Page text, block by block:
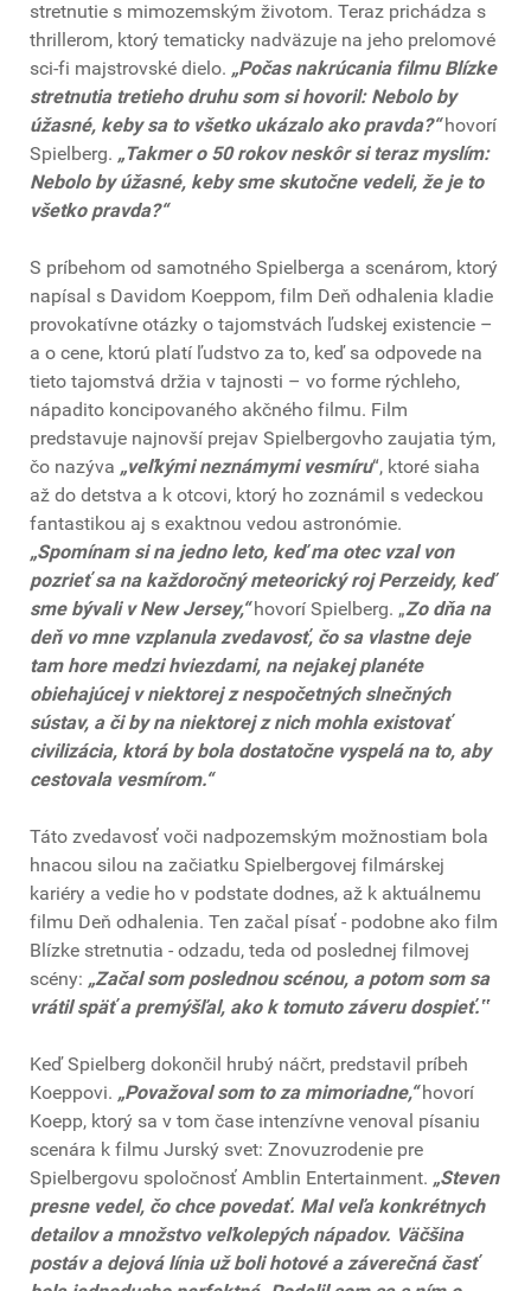
stretnutie s mimozemským životom. Teraz prichádza s
thrillerom, ktorý tematicky nadväzuje na jeho prelomové
sci-fi majstrovské dielo. „Počas nakrúcania filmu Blízke
stretnutia tretieho druhu som si hovoril: Nebolo by
úžasné, keby sa to všetko ukázalo ako pravda?“hovorí
Spielberg. „Takmer o 50 rokov neskôr si teraz myslím:
Nebolo by úžasné, keby sme skutočne vedeli, že je to
všetko pravda?“
S príbehom od samotného Spielberga a scenárom, ktorý
napísal s Davidom Koeppom, film Deň odhalenia kladie
provokatívne otázky o tajomstvách ľudskej existencie –
a o cene, ktorú platí ľudstvo za to, keď sa odpovede na
tieto tajomstvá držia v tajnosti – vo forme rýchleho,
nápadito koncipovaného akčného filmu. Film
predstavuje najnovší prejav Spielbergovho zaujatia tým,
čo nazýva „veľkými neznámymi vesmíru“, ktoré siaha
až do detstva a k otcovi, ktorý ho zoznámil s vedeckou
fantastikou aj s exaktnou vedou astronómie.
„Spomínam si na jedno leto, keď ma otec vzal von
pozrieť sa na každoročný meteorický roj Perzeidy, keď
sme bývali v New Jersey,“hovorí Spielberg. „Zo dňa na
deň vo mne vzplanula zvedavosť, čo sa vlastne deje
tam hore medzi hviezdami, na nejakej planéte
obiehajúcej v niektorej z nespočetných slnečných
sústav, a či by na niektorej z nich mohla existovať
civilizácia, ktorá by bola dostatočne vyspelá na to, aby
cestovala vesmírom.“
Táto zvedavosť voči nadpozemským možnostiam bola
hnacou silou na začiatku Spielbergovej filmárskej
kariéry a vedie ho v podstate dodnes, až k aktuálnemu
filmu Deň odhalenia. Ten začal písať - podobne ako film
Blízke stretnutia - odzadu, teda od poslednej filmovej
scény: „Začal som poslednou scénou, a potom som sa
vrátil späť a premýšľal, ako k tomuto záveru dospieť.‟
Keď Spielberg dokončil hrubý náčrt, predstavil príbeh
Koeppovi. „Považoval som to za mimoriadne,“hovorí
Koepp, ktorý sa v tom čase intenzívne venoval písaniu
scenára k filmu Jurský svet: Znovuzrodenie pre
Spielbergovu spoločnosť Amblin Entertainment. „Steven
presne vedel, čo chce povedať. Mal veľa konkrétnych
detailov a množstvo veľkolepých nápadov. Väčšina
postáv a dejová línia už boli hotové a záverečná časť